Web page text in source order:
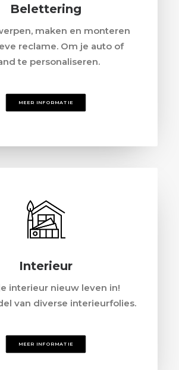
Belettering
maken en monteren
reclame. Om je auto of
te personaliseren.
MEER INFORMATIE
Interieur
interieur nieuw leven in!
van diverse interieurfolies.
MEER INFORMATIE